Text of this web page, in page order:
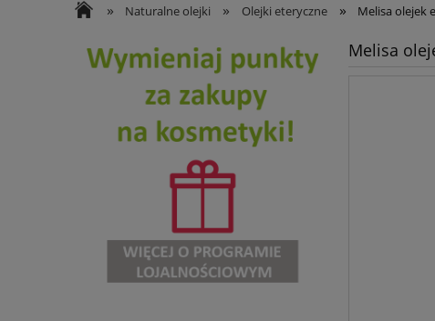
»
Naturalne olejki » Olejki eteryczne » Melisa olejek
Melisa